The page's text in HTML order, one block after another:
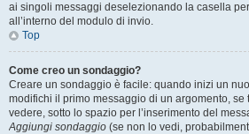
ai singoli messaggi deselezionando la casella
all’interno del modulo di invio.
Top
Come creo un sondaggio?
Creare un sondaggio è facile: quando inizi un
modifichi il primo messaggio di un argomento, se
vedere, sotto lo spazio per l’inserimento del
Aggiungi sondaggio (se non lo vedi,